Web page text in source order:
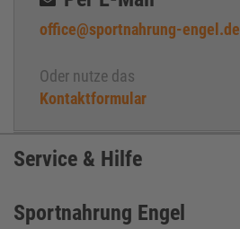
office@sportnahrung-engel.de
Oder nutze das
Kontaktformular
Service & Hilfe
Sportnahrung Engel